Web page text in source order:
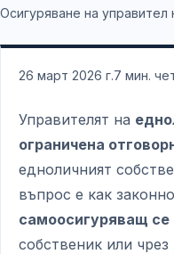
Осигуряване на
26 март 2026 г.7 мин.
Управителят на
ограничена
едноличният
въпрос е как
самоосигуряващ се
собственик или чрез